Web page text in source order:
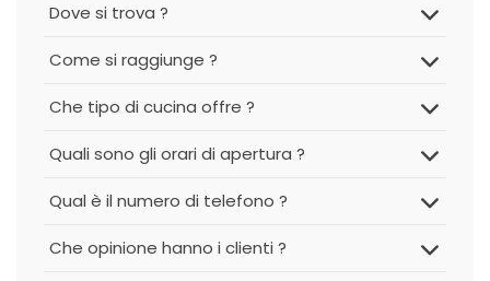
Dove si trova ?
Come si raggiunge ?
Che tipo di cucina offre ?
Quali sono gli orari di apertura ?
Qual è il numero di telefono ?
Che opinione hanno i clienti ?